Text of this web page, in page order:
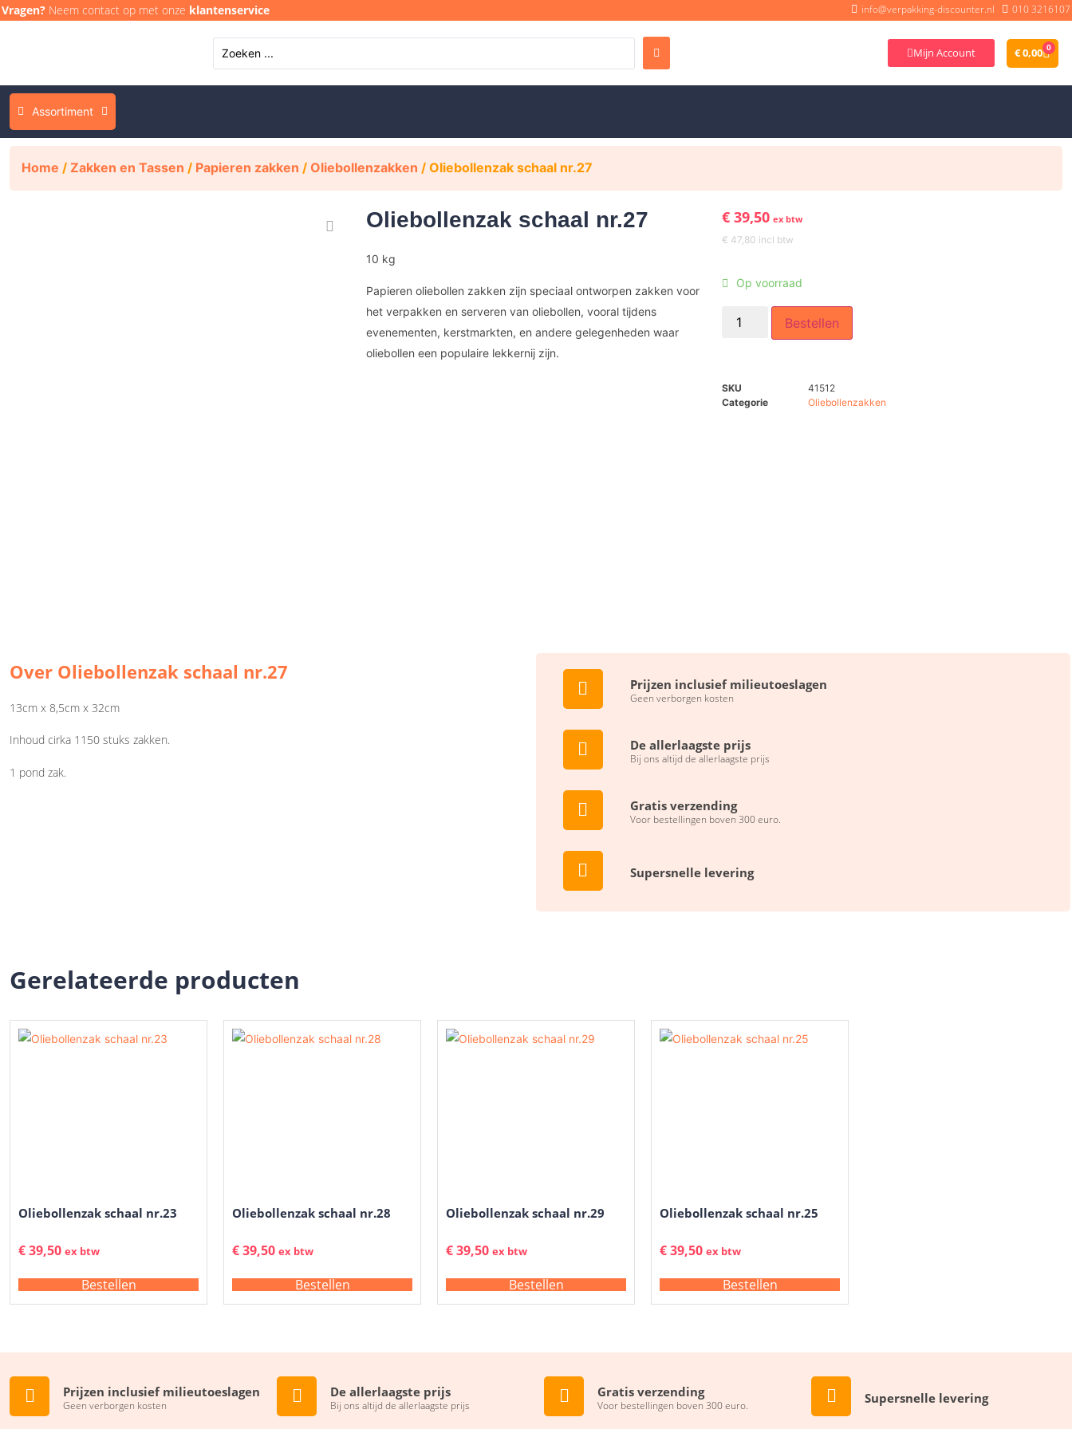
Vragen? Neem contact op met onze klantenservice info@verpakking-discounter.nl 010 3216107
Mijn Account €0,00 0
Assortiment
Home / Zakken en Tassen / Papieren zakken / Oliebollenzakken / Oliebollenzak schaal nr.27
Oliebollenzak schaal nr.27
10 kg
Papieren oliebollen zakken zijn speciaal ontworpen zakken voor
het verpakken en serveren van oliebollen, vooral tijdens
evenementen, kerstmarkten, en andere gelegenheden waar
oliebollen een populaire lekkernij zijn.
€ 39,50 ex btw
€ 47,80 incl btw
Op voorraad
Bestellen
SKU
41512
Categorie
Oliebollenzakken
Over Oliebollenzak schaal nr.27
13cm x 8,5cm x 32cm
Inhoud cirka 1150 stuks zakken.
1 pond zak.
Prijzen inclusief milieutoeslagen
Geen verborgen kosten
De allerlaagste prijs
Bij ons altijd de allerlaagste prijs
Gratis verzending
Voor bestellingen boven 300 euro.
Supersnelle levering
Gerelateerde producten
Oliebollenzak schaal nr.23
€39,50 ex btw
Bestellen
Oliebollenzak schaal nr.28
€39,50 ex btw
Bestellen
Oliebollenzak schaal nr.29
€39,50 ex btw
Bestellen
Oliebollenzak schaal nr.25
€39,50 ex btw
Bestellen
Prijzen inclusief milieutoeslagen
Geen verborgen kosten
De allerlaagste prijs
Bij ons altijd de allerlaagste prijs
Gratis verzending
Voor bestellingen boven 300 euro. Supersnelle levering